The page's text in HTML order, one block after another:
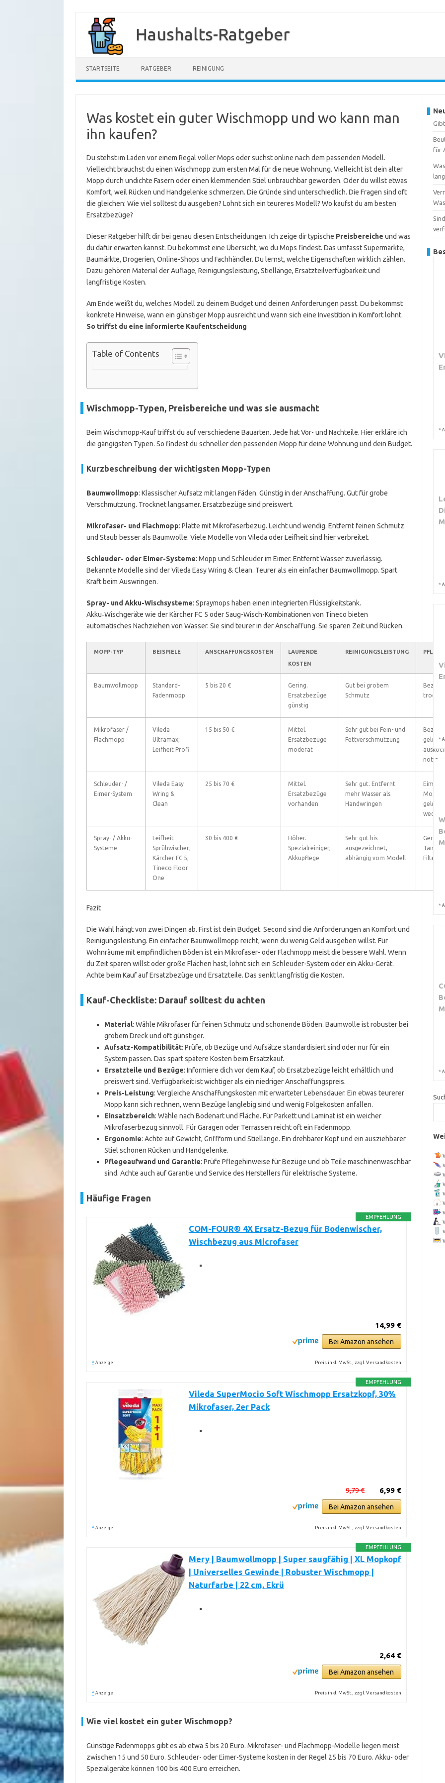
springen
Haushalts-Ratgeber
STARTSEITE RATGEBER REINIGUNG
Was kostet ein guter Wischmopp und wo kann man
ihn kaufen?
Du stehst im Laden vor einem Regal voller Mops oder suchst online nach dem passenden Modell.
Vielleicht brauchst du einen Wischmopp zum ersten Mal für die neue Wohnung. Vielleicht ist dein alter
Mopp durch undichte Fasern oder einen klemmenden Stiel unbrauchbar geworden. Oder du willst etwas
Komfort, weil Rücken und Handgelenke schmerzen. Die Gründe sind unterschiedlich. Die Fragen sind oft
die gleichen: Wie viel solltest du ausgeben? Lohnt sich ein teureres Modell? Wo kaufst du am besten
Ersatzbezüge?
Dieser Ratgeber hilft dir bei genau diesen Entscheidungen. Ich zeige dir typische Preisbereiche und was
du dafür erwarten kannst. Du bekommst eine Übersicht, wo du Mops findest. Das umfasst Supermärkte,
Baumärkte, Drogerien, Online-Shops und Fachhändler. Du lernst, welche Eigenschaften wirklich zählen.
Dazu gehören Material der Auflage, Reinigungsleistung, Stiellänge, Ersatzteilverfügbarkeit und
langfristige Kosten.
Am Ende weißt du, welches Modell zu deinem Budget und deinen Anforderungen passt. Du bekommst
konkrete Hinweise, wann ein günstiger Mopp ausreicht und wann sich eine Investition in Komfort lohnt.
So triffst du eine informierte Kaufentscheidung
Table of Contents
Wischmopp-Typen, Preisbereiche und was sie ausmacht
Beim Wischmopp-Kauf triffst du auf verschiedene Bauarten. Jede hat Vor- und Nachteile. Hier erkläre ich
die gängigsten Typen. So findest du schneller den passenden Mopp für deine Wohnung und dein Budget.
Kurzbeschreibung der wichtigsten Mopp-Typen
Baumwollmopp: Klassischer Aufsatz mit langen Fäden. Günstig in der Anschaffung. Gut für grobe
Verschmutzung. Trocknet langsamer. Ersatzbezüge sind preiswert.
Mikrofaser- und Flachmopp: Platte mit Mikrofaserbezug. Leicht und wendig. Entfernt feinen Schmutz
und Staub besser als Baumwolle. Viele Modelle von Vileda oder Leifheit sind hier verbreitet.
Schleuder- oder Eimer-Systeme: Mopp und Schleuder im Eimer. Entfernt Wasser zuverlässig.
Bekannte Modelle sind der Vileda Easy Wring & Clean. Teurer als ein einfacher Baumwollmopp. Spart
Kraft beim Auswringen.
Spray- und Akku-Wischsysteme: Spraymops haben einen integrierten Flüssigkeitstank.
Akku‑Wischgeräte wie der Kärcher FC 5 oder Saug-Wisch-Kombinationen von Tineco bieten
automatisches Nachziehen von Wasser. Sie sind teurer in der Anschaffung. Sie sparen Zeit und Rücken.
MOPP-TYP BEISPIELE ANSCHAFFUNGSKOSTEN
LAUFENDE
KOSTEN
REINIGUNGSLEISTUNG
Baumwollmopp
Standard-
Fadenmopp
5 bis 20 €
Gering.
Ersatzbezüge
günstig
Gut bei grobem
Schmutz
Bezug
Mikrofaser /
Flachmopp
Vileda
Ultramax;
Leifheit Profi
15 bis 50 €
Mittel.
Ersatzbezüge
moderat
Sehr gut bei Fein- und
Fettverschmutzung
Bezug
nötig
Schleuder- /
Eimer-System
Vileda Easy
Wring &
Clean
25 bis 70 €
Mittel.
Ersatzbezüge
vorhanden
Sehr gut. Entfernt
mehr Wasser als
Handwringen
Eimer
Mopp
wechseln
Spray- / Akku-
Systeme
Leifheit
Sprühwischer;
Kärcher FC 5;
Tineco Floor
One
30 bis 400 €
Höher.
Spezialreiniger,
Akkupflege
Sehr gut bis
ausgezeichnet,
abhängig vom Modell
Gerät
Tanks
Filter
Fazit
Die Wahl hängt von zwei Dingen ab. First ist dein Budget. Second sind die Anforderungen an Komfort und
Reinigungsleistung. Ein einfacher Baumwollmopp reicht, wenn du wenig Geld ausgeben willst. Für
Wohnräume mit empfindlichen Böden ist ein Mikrofaser- oder Flachmopp meist die bessere Wahl. Wenn
du Zeit sparen willst oder große Flächen hast, lohnt sich ein Schleuder-System oder ein Akku-Gerät.
Achte beim Kauf auf Ersatzbezüge und Ersatzteile. Das senkt langfristig die Kosten.
Kauf-Checkliste: Darauf solltest du achten
Material: Wähle Mikrofaser für feinen Schmutz und schonende Böden. Baumwolle ist robuster bei
grobem Dreck und oft günstiger.
Aufsatz-Kompatibilität: Prüfe, ob Bezüge und Aufsätze standardisiert sind oder nur für ein
System passen. Das spart spätere Kosten beim Ersatzkauf.
Ersatzteile und Bezüge: Informiere dich vor dem Kauf, ob Ersatzbezüge leicht erhältlich und
preiswert sind. Verfügbarkeit ist wichtiger als ein niedriger Anschaffungspreis.
Preis-Leistung: Vergleiche Anschaffungskosten mit erwarteter Lebensdauer. Ein etwas teurerer
Mopp kann sich rechnen, wenn Bezüge langlebig sind und wenig Folgekosten anfallen.
Einsatzbereich: Wähle nach Bodenart und Fläche. Für Parkett und Laminat ist ein weicher
Mikrofaserbezug sinnvoll. Für Garagen oder Terrassen reicht oft ein Fadenmopp.
Ergonomie: Achte auf Gewicht, Griffform und Stiellänge. Ein drehbarer Kopf und ein ausziehbarer
Stiel schonen Rücken und Handgelenke.
Pflegeaufwand und Garantie: Prüfe Pflegehinweise für Bezüge und ob Teile maschinenwaschbar
sind. Achte auch auf Garantie und Service des Herstellers für elektrische Systeme.
Häufige Fragen
EMPFEHLUNG
COM-FOUR® 4X Ersatz-Bezug für Bodenwischer,
Wischbezug aus Microfaser
14,99 €
Bei Amazon ansehen
* Anzeige Preis inkl. MwSt., zzgl. Versandkosten
EMPFEHLUNG
Vileda SuperMocio Soft Wischmopp Ersatzkopf, 30%
Mikrofaser, 2er Pack
6,99 €
9,79 €
Bei Amazon ansehen
* Anzeige Preis inkl. MwSt., zzgl. Versandkosten
EMPFEHLUNG
Mery | Baumwollmopp | Super saugfähig | XL Mopkopf
| Universelles Gewinde | Robuster Wischmopp |
Naturfarbe | 22 cm, Ekrü
2,64 €
Bei Amazon ansehen
* Anzeige Preis inkl. MwSt., zzgl. Versandkosten
Wie viel kostet ein guter Wischmopp?
Günstige Fadenmopps gibt es ab etwa 5 bis 20 Euro. Mikrofaser- und Flachmopp-Modelle liegen meist
zwischen 15 und 50 Euro. Schleuder- oder Eimer-Systeme kosten in der Regel 25 bis 70 Euro. Akku- oder
Spezialgeräte können 100 bis 400 Euro erreichen.
für
*
*
*
*
*